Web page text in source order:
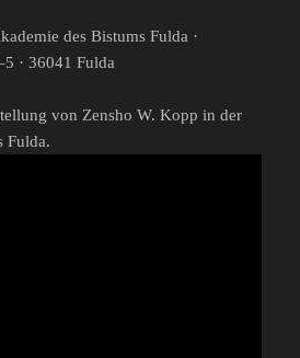
des Bistums Fulda ·
· 36041 Fulda
von Zensho W. Kopp in der
Fulda.